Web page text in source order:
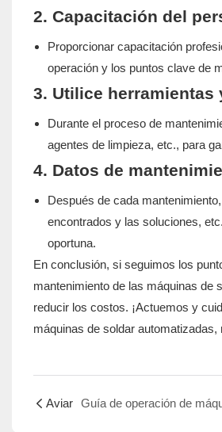
2. Capacitación del
Proporcionar capacitación
operación y los puntos clave de
3. Utilice herramientas
Durante el proceso de
agentes de limpieza, etc., para
4. Datos de
Después de cada
encontrados y las soluciones,
oportuna.
En conclusión, si seguimos los
mantenimiento de las máquinas de
reducir los costos. ¡Actuemos y
máquinas de soldar
Aviar